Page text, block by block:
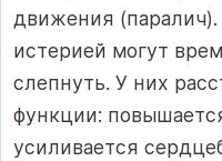
движения
истерией могут
слепнуть. У них
функции:
усиливается